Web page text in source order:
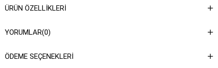
ÜRÜN ÖZELLIKLERI
YORUMLAR(0)
ÖDEME SEÇENEKLERI